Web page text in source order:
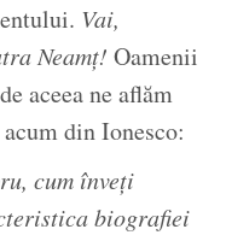
Vai,
Neamț! Oamenii
aceea ne aflăm
din Ionesco:
cum înveți
biografiei